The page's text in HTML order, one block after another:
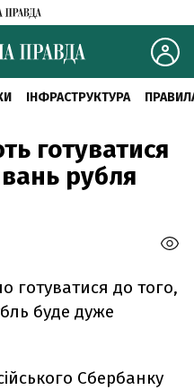
ІНФРАСТРУКТУРА
готуватися
рубля
готуватися до того,
буде дуже
Сбербанку